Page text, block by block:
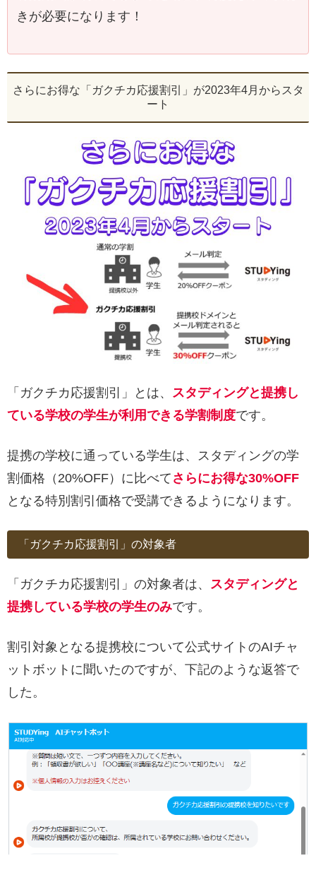
きが必要になります！
さらにお得な「ガクチカ応援割引」が2023年4月からスタ
ート
「ガクチカ応援割引」とは、 スタディングと提携し
ている学校の学生が利用できる学割制度です。
提携の学校に通っている学生は、スタディングの学
割価格（20%OFF）に比べて さらにお得な30%OFF
となる特別割引価格で受講できるようになります。
「ガクチカ応援割引」の対象者
「ガクチカ応援割引」の対象者は、 スタディングと
提携している学校の学生のみです。
割引対象となる提携校について公式サイトのAIチャ
ットボットに聞いたのですが、下記のような返答で
した。